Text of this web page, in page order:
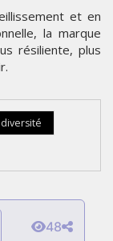
et en
la marque
résiliente, plus
diversité
48